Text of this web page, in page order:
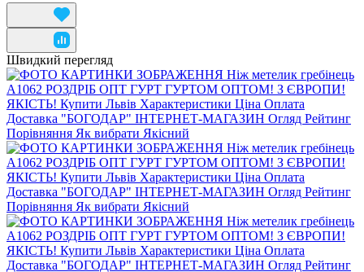
Швидкий перегляд